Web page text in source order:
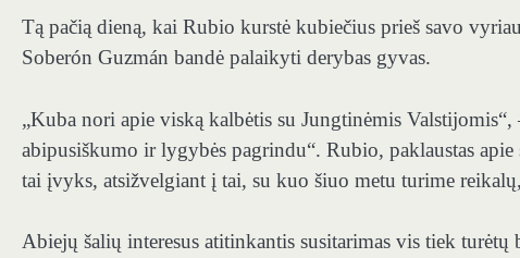
Tą pačią dieną, kai Rubio kurstė kubiečius prieš savo
Soberón Guzmán bandė palaikyti derybas gyvas.
„Kuba nori apie viską kalbėtis su Jungtinėmis Valstijomis“,
abipusiškumo ir lygybės pagrindu“. Rubio, paklaustas
tai įvyks, atsižvelgiant į tai, su kuo šiuo metu turime
Abiejų šalių interesus atitinkantis susitarimas vis tiek